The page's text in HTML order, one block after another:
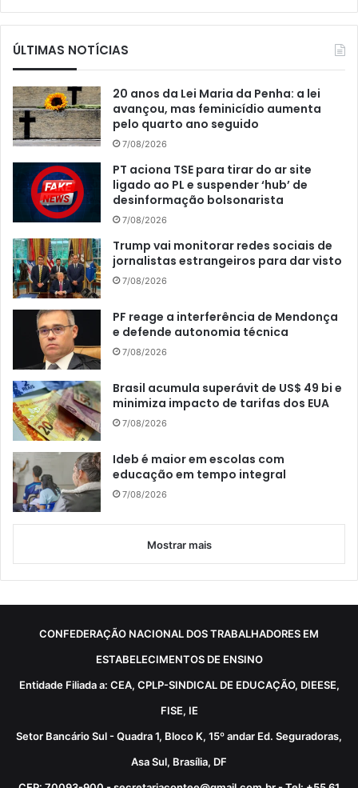
ÚLTIMAS NOTÍCIAS
20 anos da Lei Maria da Penha: a lei
avançou, mas feminicídio aumenta
pelo quarto ano seguido
7/08/2026
PT aciona TSE para tirar do ar site
ligado ao PL e suspender ‘hub’ de
desinformação bolsonarista
7/08/2026
Trump vai monitorar redes sociais de
jornalistas estrangeiros para dar visto
7/08/2026
PF reage a interferência de Mendonça
e defende autonomia técnica
7/08/2026
Brasil acumula superávit de US$ 49 bi e
minimiza impacto de tarifas dos EUA
7/08/2026
Ideb é maior em escolas com
educação em tempo integral
7/08/2026
Mostrar mais
CONFEDERAÇÃO NACIONAL DOS TRABALHADORES EM
ESTABELECIMENTOS DE ENSINO
Entidade Filiada a: CEA, CPLP-SINDICAL DE EDUCAÇÃO, DIEESE,
FISE, IE
Setor Bancário Sul - Quadra 1, Bloco K, 15º andar Ed. Seguradoras,
Asa Sul, Brasília, DF